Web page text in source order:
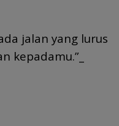
jalan yang lurus
kepadamu.”_